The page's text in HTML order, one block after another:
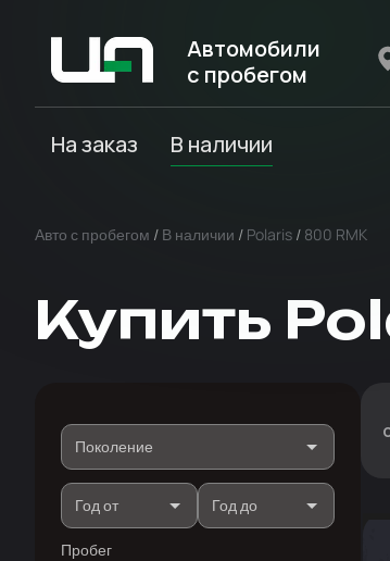
Автомобили
с пробегом
На заказ В наличии
Авто с пробегом / В наличии / Polaris / 800 RMK
Купить
Пробег